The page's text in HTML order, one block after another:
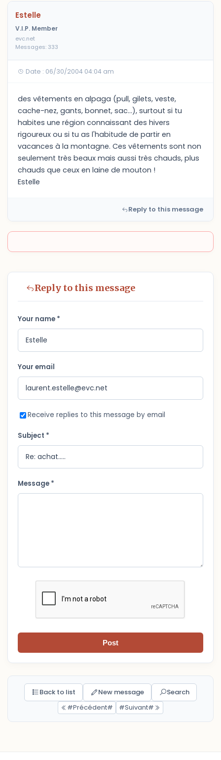
Estelle
V.I.P. Member
evc.net
Messages: 333
Date : 06/30/2004 04:04 am
des vêtements en alpaga (pull, gilets, veste,
cache-nez, gants, bonnet, sac...), surtout si tu
habites une région connaissant des hivers
rigoureux ou si tu as l'habitude de partir en
vacances à la montagne. Ces vêtements sont non
seulement très beaux mais aussi très chauds, plus
chauds que ceux en laine de mouton !
Estelle
Reply to this message
Reply to this message
Your name *
Your email
Receive replies to this message by email
Subject *
Message *
Post
Back to list New message
Search
#Précédent#
#Suivant#